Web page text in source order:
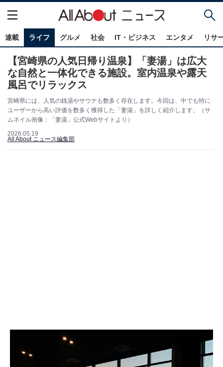
連載 ライフ グルメ 社会 IT・ビジネス エンタメ リサ
【宮崎県の人気日帰り温泉】「妻湯」は広大
な自然と一体化できる施設。室内温泉や露天
風呂でリラックス
宮崎県には、人気の銭湯やサウナも数多く存在します。今回は、中でも特に
ユーザーから高い評価を数多く獲得した「妻湯」を詳しく紹介します。（サ
ムネイル画像：「妻湯」公式Webサイトより）
2026.05.19
All About ニュース編集部